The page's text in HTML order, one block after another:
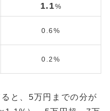
1.1%
0.6%
0.2%
と、5万円までの分が